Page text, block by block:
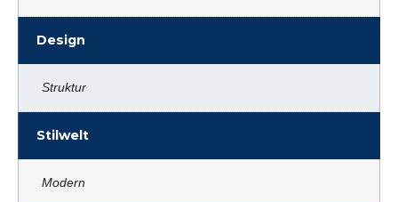
Design
Struktur
Stilwelt
Modern